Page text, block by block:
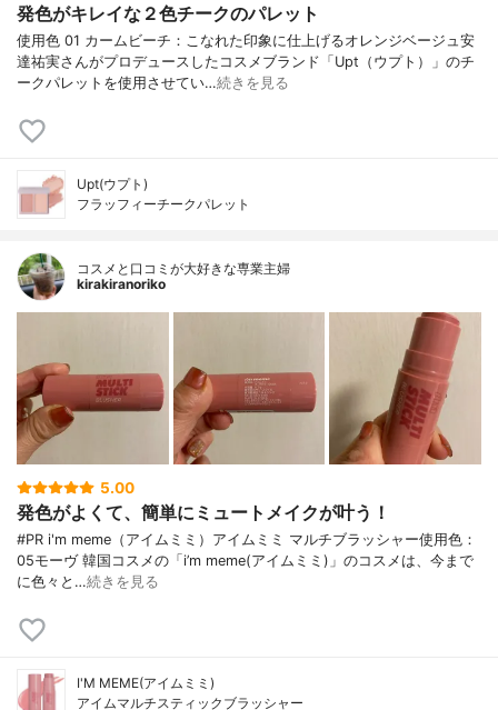
発色がキレイな２色チークのパレット
使用色 01 カームビーチ：こなれた印象に仕上げるオレンジベージュ安
達祐実さんがプロデュースしたコスメブランド「Upt（ウプト）」のチ
ークパレットを使用させてい…続きを見る
Upt(ウプト)
フラッフィーチークパレット
コスメと口コミが大好きな専業主婦
kirakiranoriko
5.00
発色がよくて、簡単にミュートメイクが叶う！
#PR i'm meme（アイムミミ）アイムミミ マルチブラッシャー使用色：
05モーヴ 韓国コスメの「i’m meme(アイムミミ)」のコスメは、今まで
に色々と…続きを見る
I'M MEME(アイムミミ)
アイムマルチスティックブラッシャー